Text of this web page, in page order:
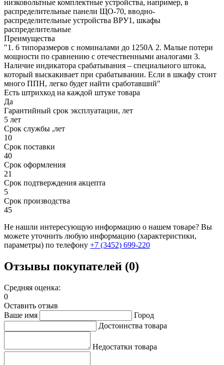
низковольтные комплектные устройства, например, в
распределительные панели ЩО-70, вводно-
распределительные устройства ВРУ1, шкафы
распределительные
Преимущества
"1. 6 типоразмеров с номиналами до 1250А 2. Малые потери
мощности по сравнению с отечественными аналогами 3.
Наличие индикатора срабатывания – специального штока,
который выскакивает при срабатывании. Если в шкафу стоит
много ППН, легко будет найти сработавший"
Есть штрихкод на каждой штуке товара
Да
Гарантийный срок эксплуатации, лет
5 лет
Срок службы ,лет
10
Срок поставки
40
Срок оформления
21
Срок подтверждения акцепта
5
Срок производства
45
Не нашли интересующую информацию о нашем товаре? Вы
можете уточнить любую информацию (характеристики,
параметры) по телефону +7 (3452) 699-220
Отзывы покупателей (0)
Средняя оценка:
0
Оставить отзыв
Ваше имя
Город
Достоинства товара
Недостатки товара